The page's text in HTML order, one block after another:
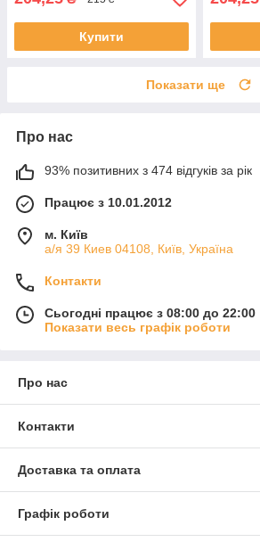
Купити
Показати ще
Про нас
93% позитивних з 474 відгуків за рік
Працює з 10.01.2012
м. Київ
а/я 39 Киев 04108, Київ, Україна
Контакти
Сьогодні працює з 08:00 до 22:00
Показати весь графік роботи
Про нас
Контакти
Доставка та оплата
Графік роботи